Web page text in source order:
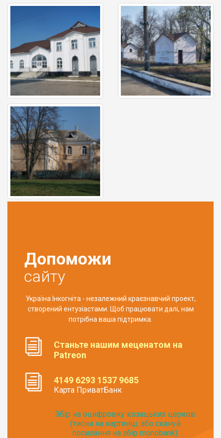
Допоможи
сайту
Україна Інкогніта - незалежний краєзнавчий проект,
створений ентузіастами. Щоб працювати далі, нам
потрібна ваша підтримка.
Станьте нашим меценатом на
Patreon
4149 6293 1537 9685
Карта ПриватБанк
Збір на оцифровку козацьких церков
(тисни на картинці, або скануй
посилання на збір monobank):